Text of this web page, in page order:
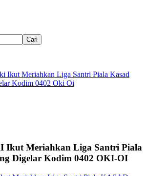
Cari
Ikut Meriahkan Liga Santri Piala Kasad
Kodim 0402 Oki Oi
Ikut Meriahkan Liga Santri Piala
Digelar Kodim 0402 OKI-OI